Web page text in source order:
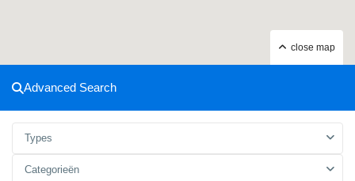
close map
Advanced Search
Types
Categorieën